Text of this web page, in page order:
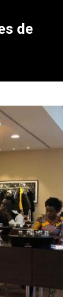
de